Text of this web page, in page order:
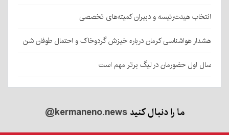
انتخاب هیئت‌رئیسه و دبیران کمیته‌های تخصصی
هشدار هواشناسی کرمان درباره خیزش گردوخاک و احتمال طوفان شن
سال اول حضورمان در لیگ برتر مهم است
ما را دنبال کنید@kermaneno.news